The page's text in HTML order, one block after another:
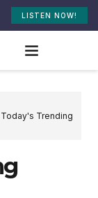
LISTEN NOW!
Today's Trending